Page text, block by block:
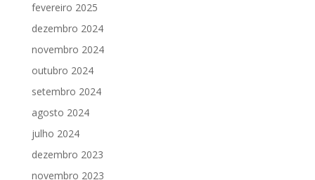
fevereiro 2025
dezembro 2024
novembro 2024
outubro 2024
setembro 2024
agosto 2024
julho 2024
dezembro 2023
novembro 2023